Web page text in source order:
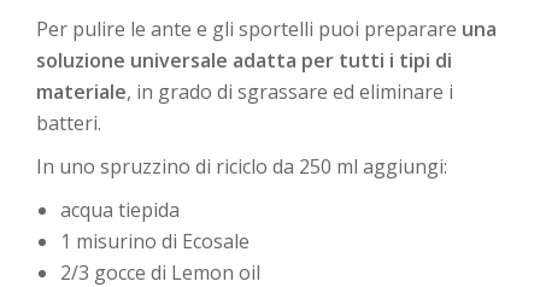
Per pulire le ante e gli sportelli puoi preparare una
soluzione universale adatta per tutti i tipi di
materiale, in grado di sgrassare ed eliminare i
batteri.
In uno spruzzino di riciclo da 250 ml aggiungi:
acqua tiepida
1 misurino di Ecosale
2/3 gocce di Lemon oil